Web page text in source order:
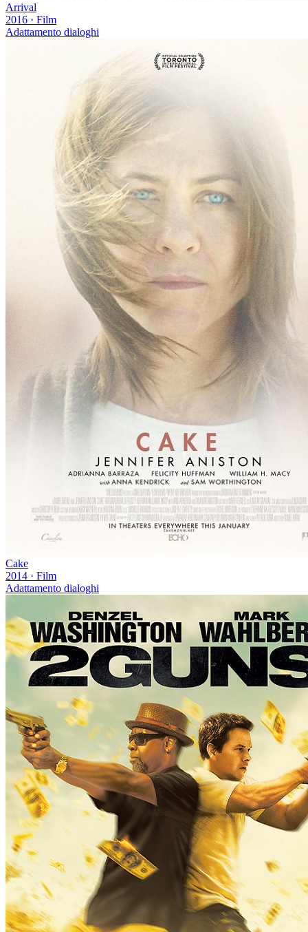
Arrival
2016 · Film
Adattamento dialoghi
Cake
2014 · Film
Adattamento dialoghi